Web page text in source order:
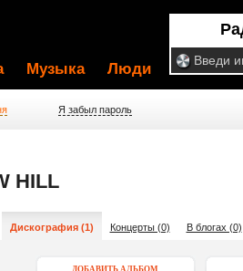
Музыка Люди
Я забыл пароль
HILL
Дискография (1) Концерты (0) В блогах (0)
ДОБАВИТЬ АЛЬБОМ